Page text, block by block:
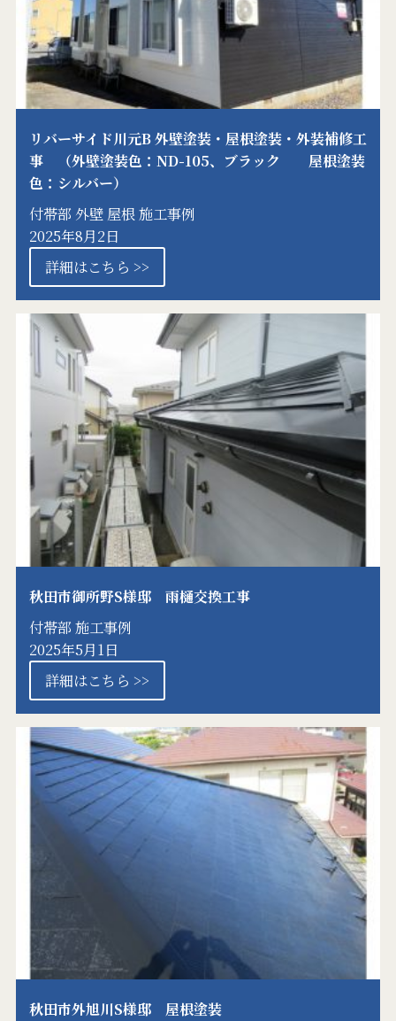
リバーサイド川元B 外壁塗装・屋根塗装・外装補修工
事 （外壁塗装色：ND-105、ブラック 屋根塗装
色：シルバー）
付帯部 外壁 屋根 施工事例
2025年8月2日
詳細はこちら >>
秋田市御所野S様邸 雨樋交換工事
付帯部 施工事例
2025年5月1日
詳細はこちら >>
秋田市外旭川S様邸 屋根塗装